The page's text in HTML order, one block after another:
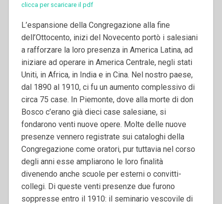
clicca per scaricare il pdf
L’espansione della Congregazione alla fine
dell’Ottocento, inizi del Novecento portò i salesiani
a rafforzare la loro presenza in America Latina, ad
iniziare ad operare in America Centrale, negli stati
Uniti, in Africa, in India e in Cina. Nel nostro paese,
dal 1890 al 1910, ci fu un aumento complessivo di
circa 75 case. In Piemonte, dove alla morte di don
Bosco c’erano già dieci case salesiane, si
fondarono venti nuove opere. Molte delle nuove
presenze vennero registrate sui cataloghi della
Congregazione come oratori, pur tuttavia nel corso
degli anni esse ampliarono le loro finalità
divenendo anche scuole per esterni o convitti-
collegi. Di queste venti presenze due furono
soppresse entro il 1910: il seminario vescovile di